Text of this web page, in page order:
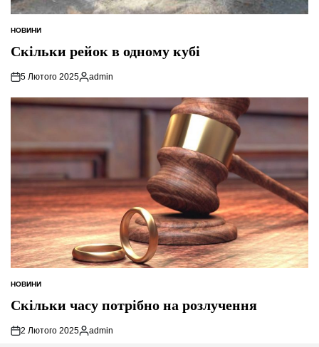
ОПУБЛІКУВАТИ
НОВИНИ
Скільки рейок в одному кубі
5 Лютого 2025
Опубліковано
admin
ОПУБЛІКУВАТИ
НОВИНИ
Скільки часу потрібно на розлучення
2 Лютого 2025
Опубліковано
admin